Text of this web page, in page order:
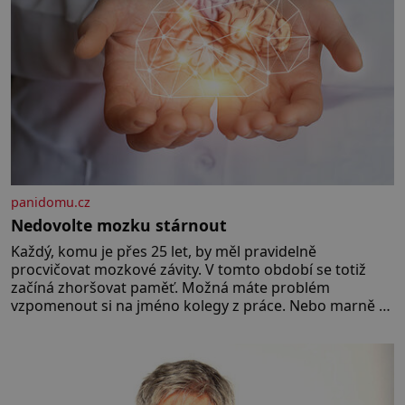
[…]
panidomu.cz
Nedovolte mozku stárnout
Každý, komu je přes 25 let, by měl pravidelně
procvičovat mozkové závity. V tomto období se totiž
začíná zhoršovat paměť. Možná máte problém
vzpomenout si na jméno kolegy z práce. Nebo marně v
rozhodla stávkovat. Cvičte